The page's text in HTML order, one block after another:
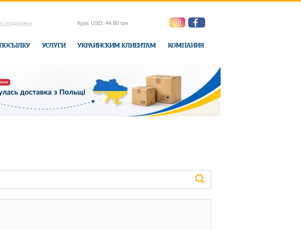
поддержки
УСЛУГИ УКРАИНСКИМ КЛИЕНТАМ КОМПАНИЯ
Курс USD: 44.80 грн
в офисе Ukraine-Express